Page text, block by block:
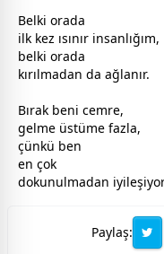
Belki orada
ilk kez ısınır insanlığım,
belki orada
kırılmadan da ağlanır.
Bırak beni cemre,
gelme üstüme fazla,
çünkü ben
en çok
dokunulmadan
Paylaş: